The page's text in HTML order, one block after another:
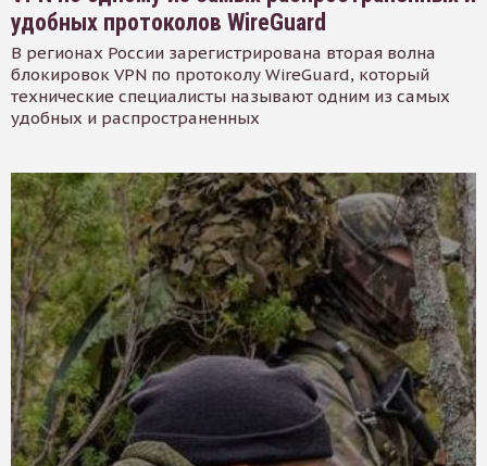
удобных протоколов WireGuard
В регионах России зарегистрирована вторая волна
блокировок VPN по протоколу WireGuard, который
технические специалисты называют одним из самых
удобных и распространенных